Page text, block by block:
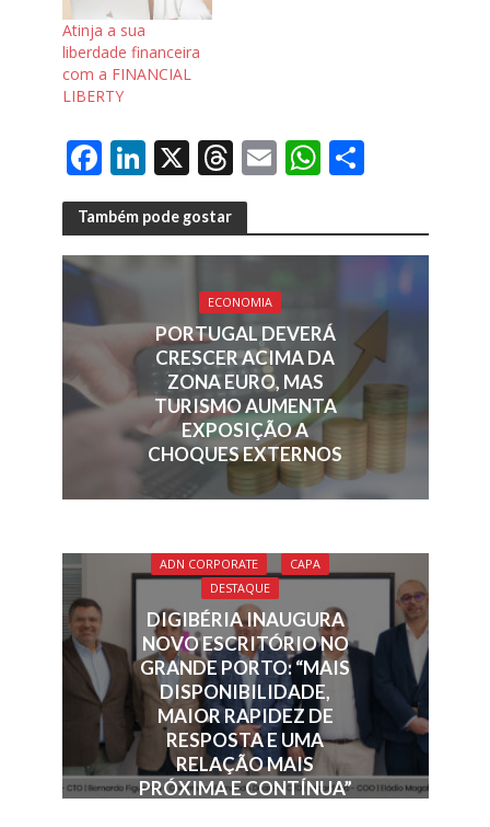
Atinja a sua
liberdade financeira
com a FINANCIAL
LIBERTY
F
ac
e
b
o
o
k
Li
n
k
e
n
X T
h
re
a
d
s
E
ai
l
W
at
s
p
p
S
ar
e
Também pode gostar
ECONOMIA
PORTUGAL DEVERÁ
CRESCER ACIMA DA
ZONA EURO, MAS
TURISMO AUMENTA
EXPOSIÇÃO A
CHOQUES EXTERNOS
ADN CORPORATE
CAPA
DESTAQUE
DIGIBÉRIA INAUGURA
NOVO ESCRITÓRIO NO
GRANDE PORTO: “MAIS
DISPONIBILIDADE,
MAIOR RAPIDEZ DE
RESPOSTA E UMA
RELAÇÃO MAIS
PRÓXIMA E CONTÍNUA”